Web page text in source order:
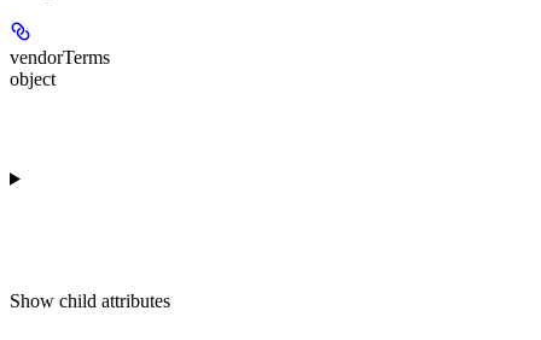
vendorTerms
object
Show child attributes